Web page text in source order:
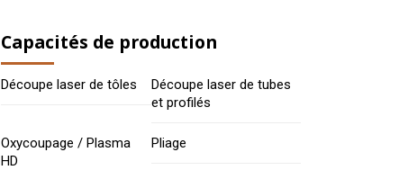
Capacités de production
Découpe laser de tôles
Découpe laser de tubes
et profilés
Oxycoupage / Plasma
HD
Pliage